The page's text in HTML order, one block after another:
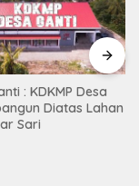
: KDKMP Desa
Diatas Lahan
Sari